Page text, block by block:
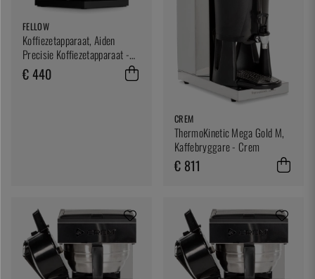
FELLOW
Koffiezetapparaat, Aiden
Precisie Koffiezetapparaat -
Collega
€ 440
CREM
ThermoKinetic Mega Gold M,
Kaffebryggare - Crem
€ 811